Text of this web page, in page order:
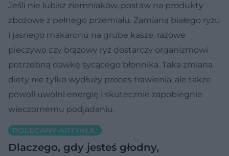
Jeśli nie lubisz ziemniaków, postaw na produkty
zbożowe z pełnego przemiału. Zamiana białego ryżu
i jasnego makaronu na grube kasze, razowe
pieczywo czy brązowy ryż dostarczy organizmowi
potrzebną dawkę sycącego błonnika. Taka zmiana
diety nie tylko wydłuży proces trawienia, ale także
powoli uwolni energię i skutecznie zapobiegnie
wieczornemu podjadaniu.
POLECANY ARTYKUŁ:
Dlaczego, gdy jesteś głodny,